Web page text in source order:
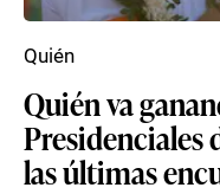
Quién va
Presidenciales
las últimas
Quién